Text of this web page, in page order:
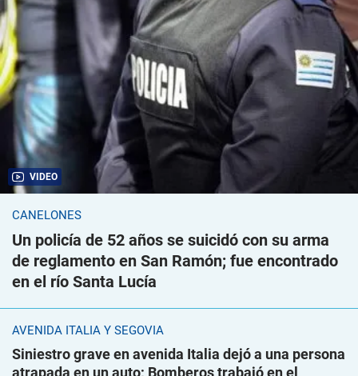
VIDEO
CANELONES
Un policía de 52 años se suicidó con su arma
de reglamento en San Ramón; fue encontrado
en el río Santa Lucía
AVENIDA ITALIA Y SEGOVIA
Siniestro grave en avenida Italia dejó a una persona
atrapada en un auto; Bomberos trabajó en el